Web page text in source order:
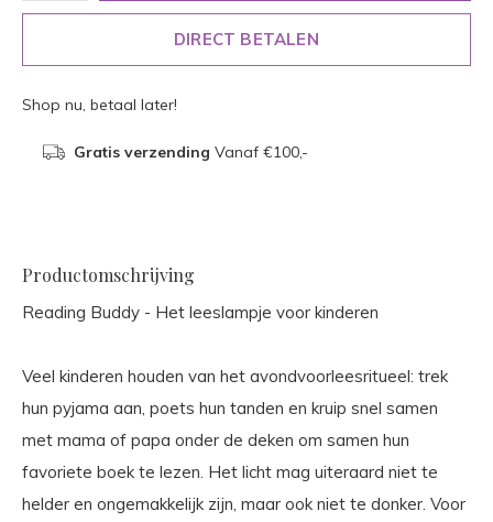
DIRECT BETALEN
Shop nu, betaal later!
Gratis verzending Vanaf €100,-
Productomschrijving
Reading Buddy - Het leeslampje voor kinderen
Veel kinderen houden van het avondvoorleesritueel: trek
hun pyjama aan, poets hun tanden en kruip snel samen
met mama of papa onder de deken om samen hun
favoriete boek te lezen. Het licht mag uiteraard niet te
helder en ongemakkelijk zijn, maar ook niet te donker. Voor